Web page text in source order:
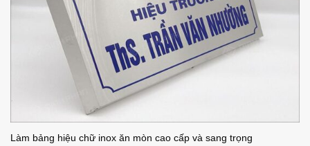
Làm bảng hiệu chữ inox ăn mòn cao cấp và sang trọng